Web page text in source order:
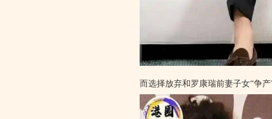
而选择放弃和罗康瑞前妻子女“争